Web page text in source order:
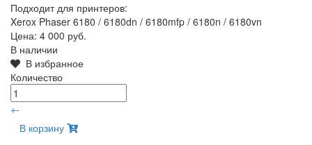
Подходит для принтеров:
Xerox Phaser 6180 / 6180dn / 6180mfp / 6180n / 6180vn
Цена: 4 000 руб.
В наличии
В избранное
Количество
+-
В корзину